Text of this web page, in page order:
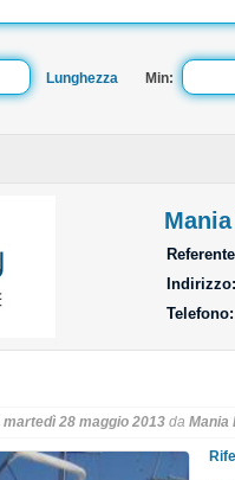
Lunghezza Min:
Indirizzo:
Telefono:
martedì 28 maggio 2013 da Mania